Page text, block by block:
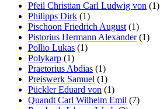
Pfeil Christian Carl Ludwig von (1)
Philipps Dirk (1)
Pischoon Friedrich August (1)
Pistorius Hermann Alexander(1)
Pollio Lukas (1)
Polykarp (1)
Praetorius Abdias (1)
Preiswerk Samuel (1)
Pückler Eduard von (1)
Quandt Carl Wilhelm Emil (7)